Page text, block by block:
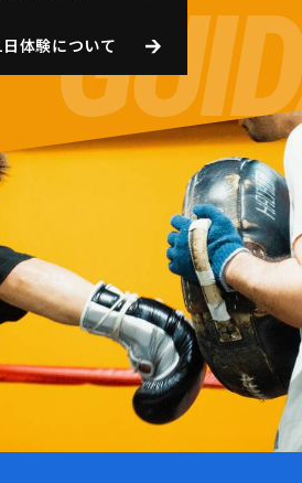
日体験について